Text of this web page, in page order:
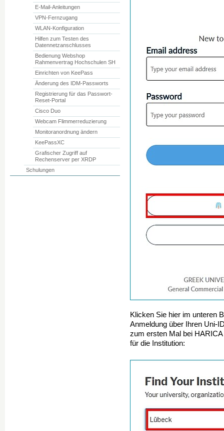
Klicken Sie hier im unteren
Anmeldung über Ihren Uni-
zum ersten Mal bei
für die Institution:
E-Mail-Anleitungen
VPN-Fernzugang
WLAN-Konfiguration
Hilfen zum Testen des
Datennetzanschlusses
Bedienung Webshop
Rahmenvertrag Hochschulen SH
Einrichten von KeePass
Änderung des IDM-Passworts
Registrierung für das Passwort-
Reset-Portal
Cisco Duo
Webcam Flimmerreduzierung
Monitoranordnung ändern
KeePassXC
Grafischer Zugriff auf
Rechenserver per XRDP
Schulungen